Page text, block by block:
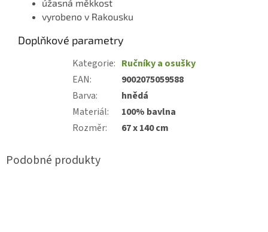
úžasná měkkost
vyrobeno v Rakousku
Doplňkové parametry
Kategorie: Ručníky a osušky
EAN:
9002075059588
Barva:
hnědá
Materiál:
100% bavlna
Rozměr: 67 x 140 cm